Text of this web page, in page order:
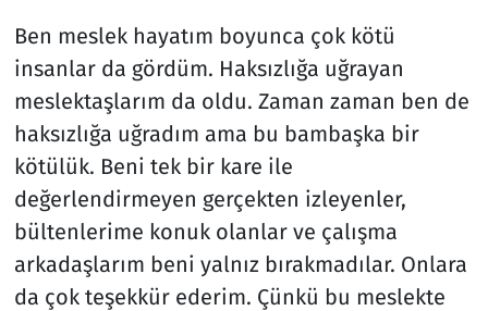
Ben meslek hayatım boyunca çok kötü
insanlar da gördüm. Haksızlığa uğrayan
meslektaşlarım da oldu. Zaman zaman ben de
haksızlığa uğradım ama bu bambaşka bir
kötülük. Beni tek bir kare ile
değerlendirmeyen gerçekten izleyenler,
bültenlerime konuk olanlar ve çalışma
arkadaşlarım beni yalnız bırakmadılar. Onlara
da çok teşekkür ederim. Çünkü bu meslekte